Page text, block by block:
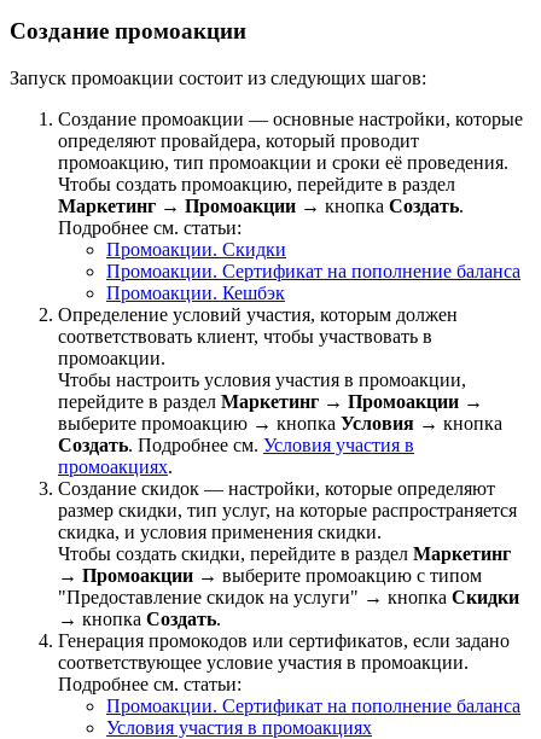
Создание промоакции
Запуск промоакции состоит из следующих шагов:
Создание промоакции — основные настройки, которые
определяют провайдера, который проводит
промоакцию, тип промоакции и сроки её проведения.
Чтобы создать промоакцию, перейдите в раздел
Маркетинг → Промоакции → кнопка Создать.
Подробнее см. статьи:
Промоакции. Скидки
Промоакции. Сертификат на пополнение баланса
Промоакции. Кешбэк
Определение условий участия, которым должен
соответствовать клиент, чтобы участвовать в
промоакции.
Чтобы настроить условия участия в промоакции,
перейдите в раздел Маркетинг → Промоакции →
выберите промоакцию → кнопка Условия → кнопка
Создать. Подробнее см. Условия участия в
промоакциях.
Создание скидок — настройки, которые определяют
размер скидки, тип услуг, на которые распространяется
скидка, и условия применения скидки.
Чтобы создать скидки, перейдите в раздел Маркетинг
→ Промоакции → выберите промоакцию с типом
"Предоставление скидок на услуги" → кнопка Скидки
→ кнопка Создать.
Генерация промокодов или сертификатов, если задано
соответствующее условие участия в промоакции.
Подробнее см. статьи:
Промоакции. Сертификат на пополнение баланса
Условия участия в промоакциях